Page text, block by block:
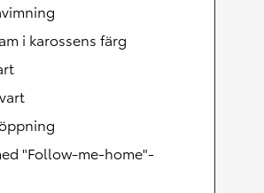
i karossens färg
"Follow-me-home"-